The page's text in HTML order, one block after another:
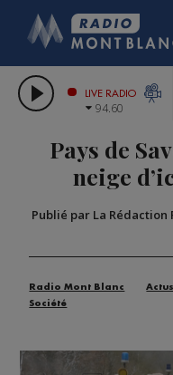
LES
GRAND
LIVE RADIO
94.60
Pays de
neige
Publié par La Rédaction
Radio Mont Blanc
Actus
Société